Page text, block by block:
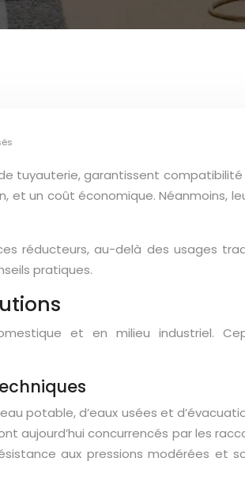
tuyauterie, garantissent
et un coût économique.
réducteurs, au-delà des usages
pratiques.
et en milieu industriel.
potable, d’eaux usées et
aujourd’hui concurrencés par les
aux pressions modérées et